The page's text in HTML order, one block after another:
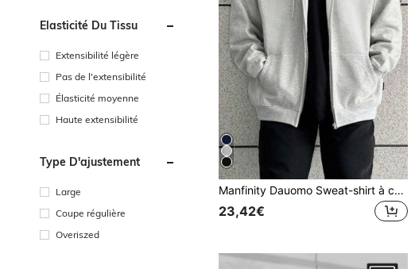
Élasticité Du Tissu
Extensibilité légère
Pas de l'extensibilité
Élasticité moyenne
Haute extensibilité
Type D'ajustement
Large
Coupe régulière
Overiszed
Manfinity Dauomo Sweat-shirt à capuche ample en couleur unie avec fermeture éclair, manches longues et cordon de serrage, pour hommes, pour l'automne/l'hiver
23,42€